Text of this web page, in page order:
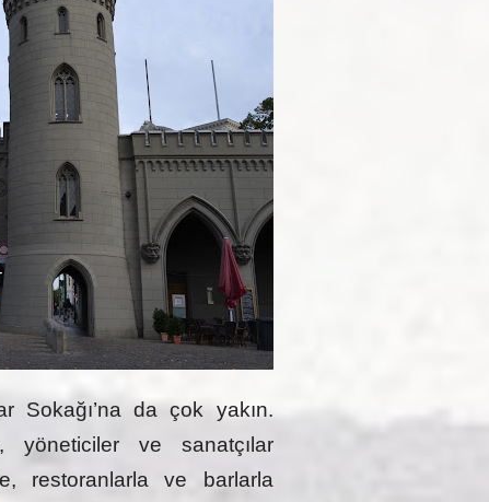
Sokağı’na da çok yakın.
yöneticiler ve sanatçılar
restoranlarla ve barlarla